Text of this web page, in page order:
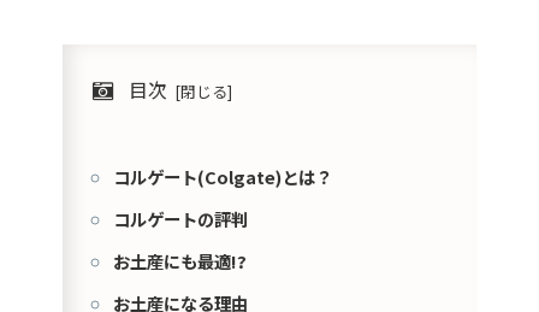
目次
コルゲート(Colgate)とは？
コルゲートの評判
お土産にも最適!?
お土産になる理由